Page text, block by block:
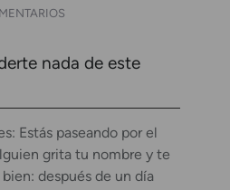
nada de este
Estás paseando por el
grita tu nombre y te
después de un día